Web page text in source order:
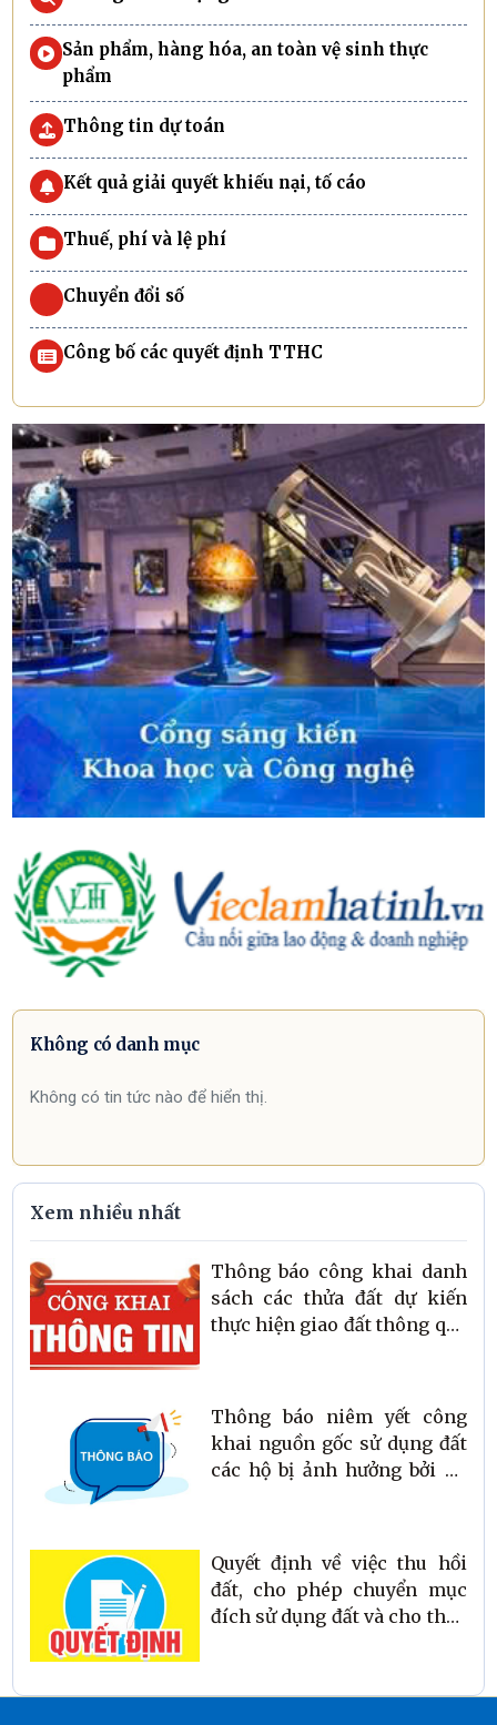
Sản phẩm, hàng hóa, an toàn vệ sinh thực
phẩm
Thông tin dự toán
Kết quả giải quyết khiếu nại, tố cáo
Thuế, phí và lệ phí
Chuyển đổi số
Công bố các quyết định TTHC
Không có danh mục
Không có tin tức nào để hiển thị.
Xem nhiều nhất
Thông báo công khai danh
sách các thửa đất dự kiến
thực hiện giao đất thông qua
Thông báo niêm yết công
khai nguồn gốc sử dụng đất
các hộ bị ảnh hưởng bởi dự
Quyết định về việc thu hồi
đất, cho phép chuyển mục
đích sử dụng đất và cho thuê